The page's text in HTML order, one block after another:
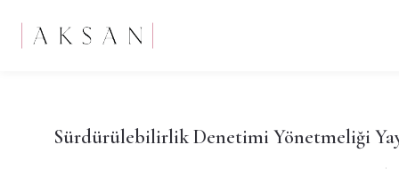
Sürdürülebilirlik Denetimi Yönetmeliği